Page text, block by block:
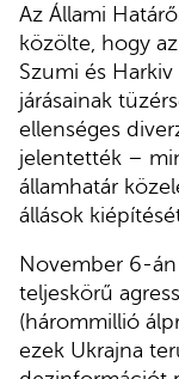
Az Állami
közölte, hogy
Szumi és
járásainak
ellenséges
jelentették –
államhatár
állások
November 6-án
teljeskörű
(hárommillió
ezek Ukrajna